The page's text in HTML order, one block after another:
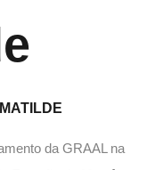
da GRAAL na